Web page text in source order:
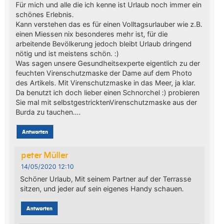
Für mich und alle die ich kenne ist Urlaub noch immer ein
schönes Erlebnis.
Kann verstehen das es für einen Volltagsurlauber wie z.B.
einen Miessen nix besonderes mehr ist, für die
arbeitende Bevölkerung jedoch bleibt Urlaub dringend
nötig und ist meistens schön. :)
Was sagen unsere Gesundheitsexperte eigentlich zu der
feuchten Virenschutzmaske der Dame auf dem Photo
des Artikels. Mit Virenschutzmaske in das Meer, ja klar.
Da benutzt ich doch lieber einen Schnorchel :) probieren
Sie mal mit selbstgestricktenVirenschutzmaske aus der
Burda zu tauchen….
Antworten
peter Müller
14/05/2020 12:10
Schöner Urlaub, Mit seinem Partner auf der Terrasse
sitzen, und jeder auf sein eigenes Handy schauen.
Antworten